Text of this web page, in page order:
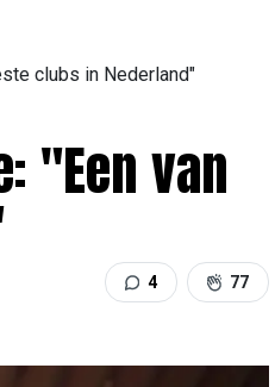
clubs in Nederland"
"Een van
4 77